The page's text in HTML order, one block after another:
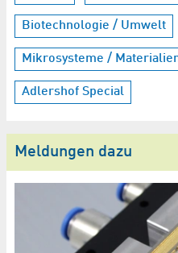
Biotechnologie / Umwelt
Mikrosysteme /
Adlershof Special
Meldungen dazu